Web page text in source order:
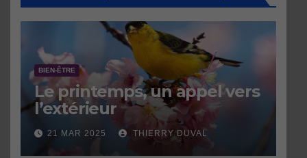
BIEN-ÊTRE
Le printemps, un appel vers
l’extérieur
21 MAR 2025 THIERRY DUVAL